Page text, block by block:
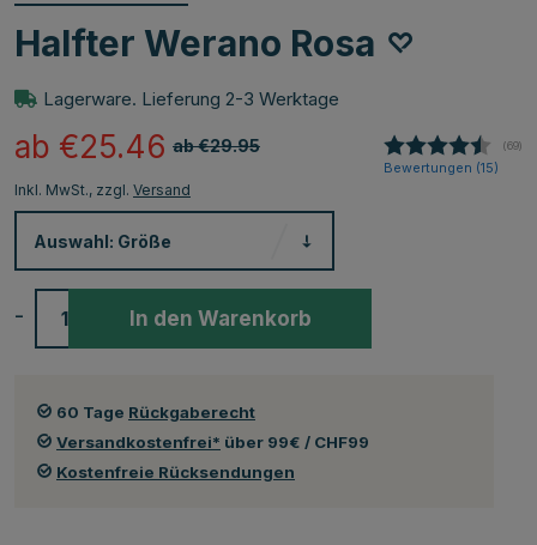
Halfter Werano Rosa
Lagerware. Lieferung 2-3 Werktage
ab €29.95
ab €25.46 (69)
Bewertungen (15)
Inkl. MwSt., zzgl. Versand
Auswahl: Größe
- In den Warenkorb
60 Tage Rückgaberecht
Versandkostenfrei* über 99€ / CHF99
Kostenfreie Rücksendungen